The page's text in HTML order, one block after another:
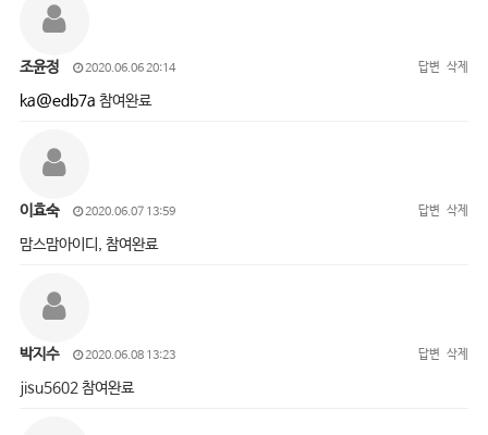
조윤정 2020.06.06 20:14 답변 삭제
ka@edb7a 참여완료
이효숙 2020.06.07 13:59 답변 삭제
맘스맘아이디, 참여완료
박지수 2020.06.08 13:23 답변 삭제
jisu5602 참여완료